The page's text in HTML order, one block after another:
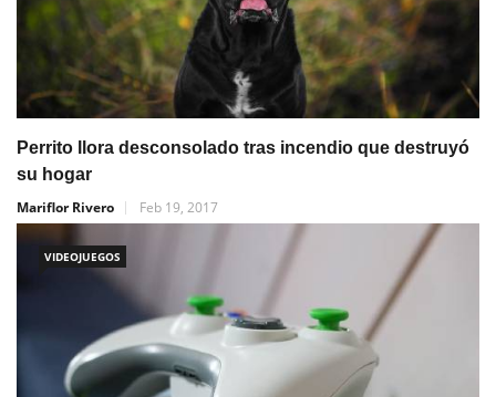
Perrito llora desconsolado tras incendio que destruyó
su hogar
Mariflor Rivero
Feb 19, 2017
VIDEOJUEGOS